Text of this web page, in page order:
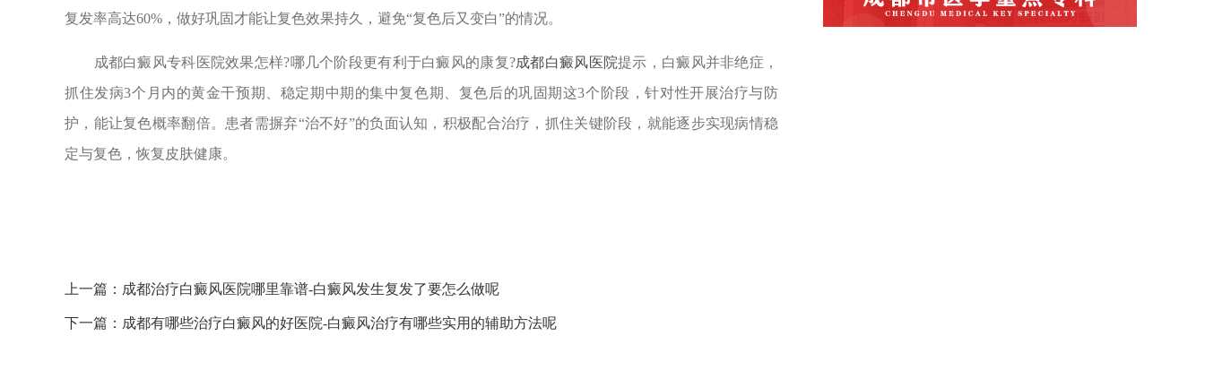
复发率高达60%，做好巩固才能让复色效果持久，避免“复色后又变白”的情况。
成都白癜风专科医院效果怎样?哪几个阶段更有利于白癜风的康复?成都白癜风医院提示，白癜风并非绝症，
抓住发病3个月内的黄金干预期、稳定期中期的集中复色期、复色后的巩固期这3个阶段，针对性开展治疗与防
护，能让复色概率翻倍。患者需摒弃“治不好”的负面认知，积极配合治疗，抓住关键阶段，就能逐步实现病情稳
定与复色，恢复皮肤健康。
上一篇： 成都治疗白癜风医院哪里靠谱-白癜风发生复发了要怎么做呢
下一篇： 成都有哪些治疗白癜风的好医院-白癜风治疗有哪些实用的辅助方法呢